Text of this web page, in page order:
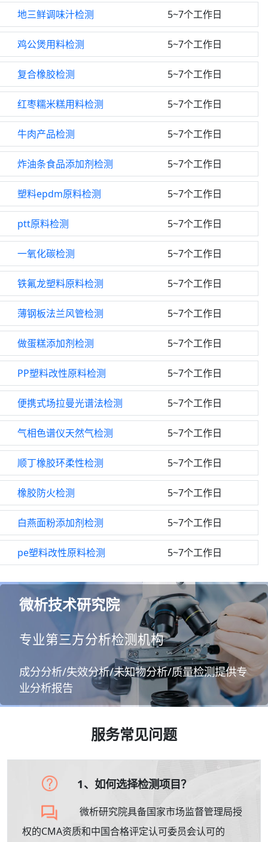
地三鲜调味汁检测 5~7个工作日
鸡公煲用料检测 5~7个工作日
复合橡胶检测 5~7个工作日
红枣糯米糕用料检测 5~7个工作日
牛肉产品检测 5~7个工作日
炸油条食品添加剂检测 5~7个工作日
塑料epdm原料检测 5~7个工作日
ptt原料检测 5~7个工作日
一氧化碳检测 5~7个工作日
铁氟龙塑料原料检测 5~7个工作日
薄钢板法兰风管检测 5~7个工作日
做蛋糕添加剂检测 5~7个工作日
PP塑料改性原料检测 5~7个工作日
便携式场拉曼光谱法检测 5~7个工作日
气相色谱仪天然气检测 5~7个工作日
顺丁橡胶环柔性检测 5~7个工作日
橡胶防火检测 5~7个工作日
白燕面粉添加剂检测 5~7个工作日
pe塑料改性原料检测 5~7个工作日
微析技术研究院
专业第三方分析检测机构
成分分析/失效分析/未知物分析/质量检测提供专
业分析报告
服务常见问题
1、如何选择检测项目？
微析研究院具备国家市场监督管理局授
权的CMA资质和中国合格评定认可委员会认可的